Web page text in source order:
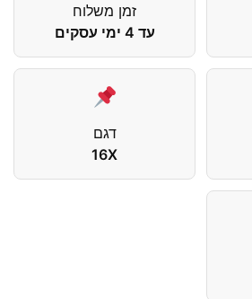
זמן משלוח
עד 4 ימי עסקים
דגם
16X